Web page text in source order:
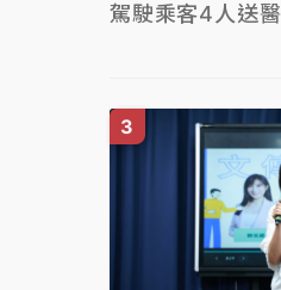
駕駛乘客4人送醫